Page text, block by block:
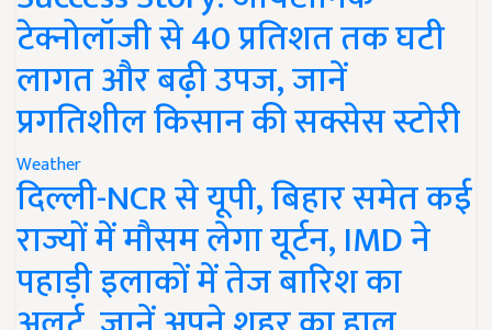
टेक्नोलॉजी से 40 प्रतिशत तक घटी
लागत और बढ़ी उपज, जानें
प्रगतिशील किसान की सक्सेस स्टोरी
Weather
दिल्ली-NCR से यूपी, बिहार समेत कई
राज्यों में मौसम लेगा यूर्टन, IMD ने
पहाड़ी इलाकों में तेज बारिश का